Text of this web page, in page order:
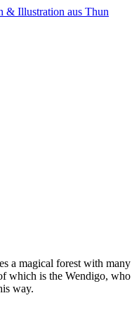
a magical forest with many
which is the Wendigo, who
way.